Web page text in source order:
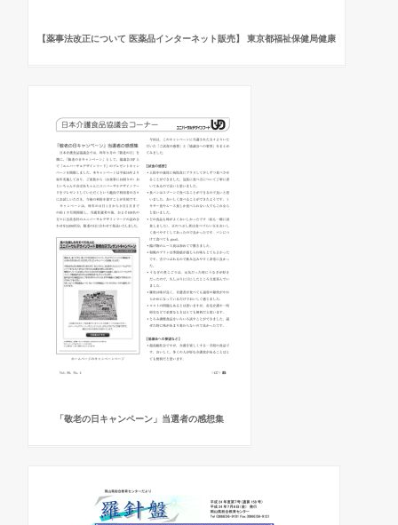
【薬事法改正について 医薬品インターネット販売】 東京都福祉保健局健康
「敬老の日キャンペーン」当選者の感想集